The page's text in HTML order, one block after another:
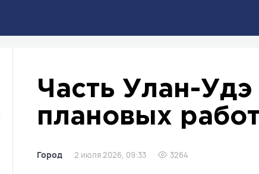
Часть Улан-Удэ
плановых
Город 2 июля 2026, 09:33 3264